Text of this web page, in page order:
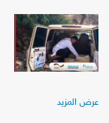
عرض المزيد